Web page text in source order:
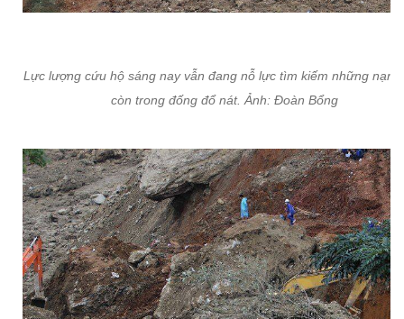
Lực lượng cứu hộ sáng nay vẫn đang nỗ lực tìm kiếm những nạn
còn trong đống đổ nát. Ảnh: Đoàn Bổng